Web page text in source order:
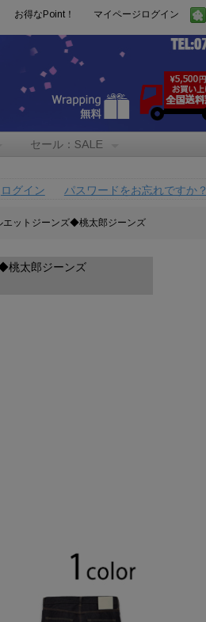
お得なPoint！ マイページログイン
セール：SALE
ログイン パスワードをお忘れですか？
ットジーンズ◆桃太郎ジーンズ
桃太郎ジーンズ